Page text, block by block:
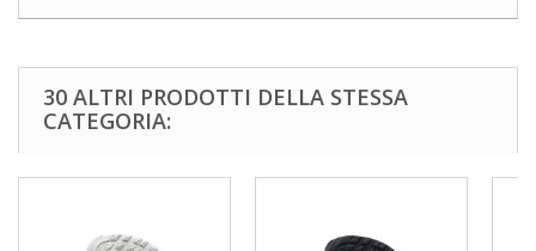
30 ALTRI PRODOTTI DELLA STESSA
CATEGORIA: